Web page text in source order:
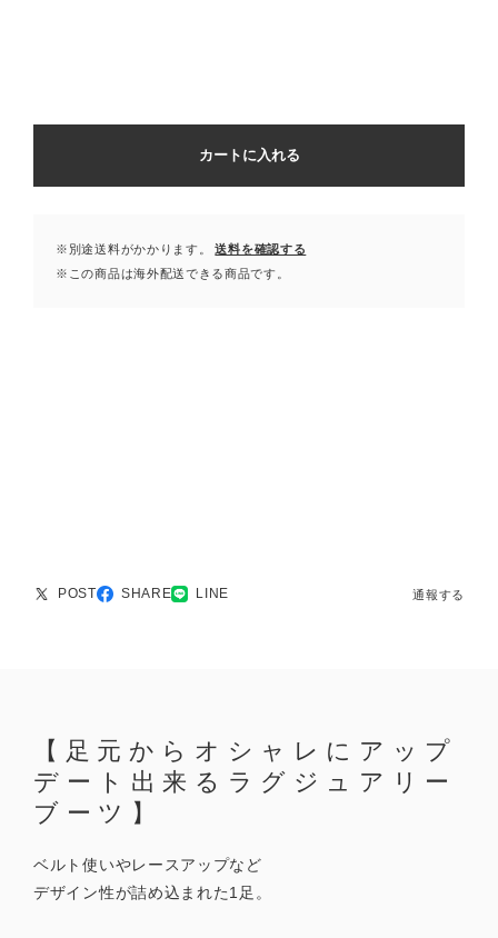
カートに入れる
※別途送料がかかります。
送料を確認する
※この商品は海外配送できる商品です。
POST SHARE LINE 通報する
【足元からオシャレにアップ
デート出来るラグジュアリー
ブーツ】
ベルト使いやレースアップなど
デザイン性が詰め込まれた1足。